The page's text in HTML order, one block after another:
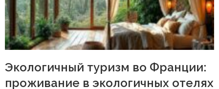
Экологичный туризм во Франции:
проживание в экологичных отелях